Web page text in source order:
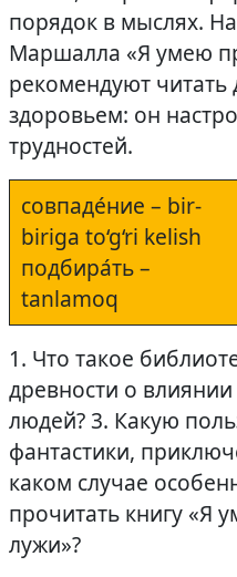
порядок в мыслях.
Маршалла «Я умею
рекомендуют читать
здоровьем: он
трудностей.
совпаде́ние – bir-
biriga to‘g‘ri kelish
подбира́ть –
tanlamoq
1. Что такое
древности о
людей? 3. Какую
фантастики,
каком случае
прочитать книгу «Я
лужи»?